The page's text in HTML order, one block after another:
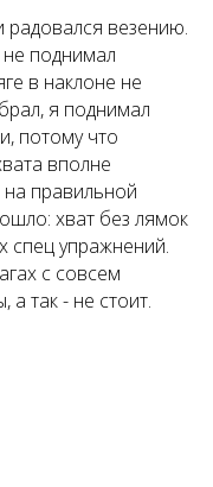
радовался везению.
поднимал
в наклоне не
я поднимал
потому что
вполне
правильной
хват без лямок
спец упражнений.
с совсем
так - не стоит.